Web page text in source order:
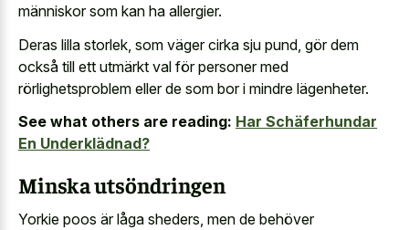
människor som kan ha allergier.
Deras lilla storlek, som väger cirka sju pund, gör dem
också till ett utmärkt val för personer med
rörlighetsproblem eller de som bor i mindre lägenheter.
See what others are reading: Har Schäferhundar
En Underklädnad?
Minska utsöndringen
Yorkie poos är låga sheders, men de behöver